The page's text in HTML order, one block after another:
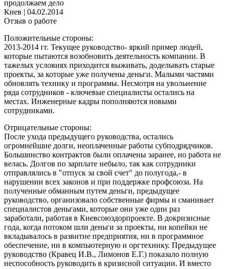
продолжаем дело
Киев | 04.02.2014
Отзыв о работе
Положительные стороны:
2013-2014 гг. Текущее руководство- яркий пример людей,
которые пытаются возобновить деятельность компании. В
тажелых условиях приходится выживать, доделывать старые
проекты, за которые уже получены деньги. Малыми частями
обновлять технику и программы. Несмотря на увольнение
ряда сотрудников - ключевые специалисты остались на
местах. Инженерные кадры пополняются новыми
сотрудниками.
Отрицательные стороны:
После ухода предыдущего руководства, остались
огромнейшие долги, неоплаченные работы субподрядчиков.
Большинство контрактов были оплачены заранее, но работа не
велась. Долгов по зарплате небыло, так как сотрудники
отправлялись в "отпуск за свой счет" до полугода,- в
нарушении всех законов и при поддержке профсоюза. На
полученные обманным путем деньги, предыдущее
руководство, организовало собственные фирмы и сманивает
специалистов деньгами, которые они уже один раз
заработали, работая в Киевсоюздорпроекте. В докризисные
года, когда потоком шли деньги за проекты, ни копейки не
вкладывалось в развитие предприятия, ни в программное
обеспечение, ни в компьютерную и оргтехнику. Предыдущее
руководство (Кравец И.В., Лимонов Е.Г.) показало полную
неспособность руководить в кризисной ситуации. И вместо